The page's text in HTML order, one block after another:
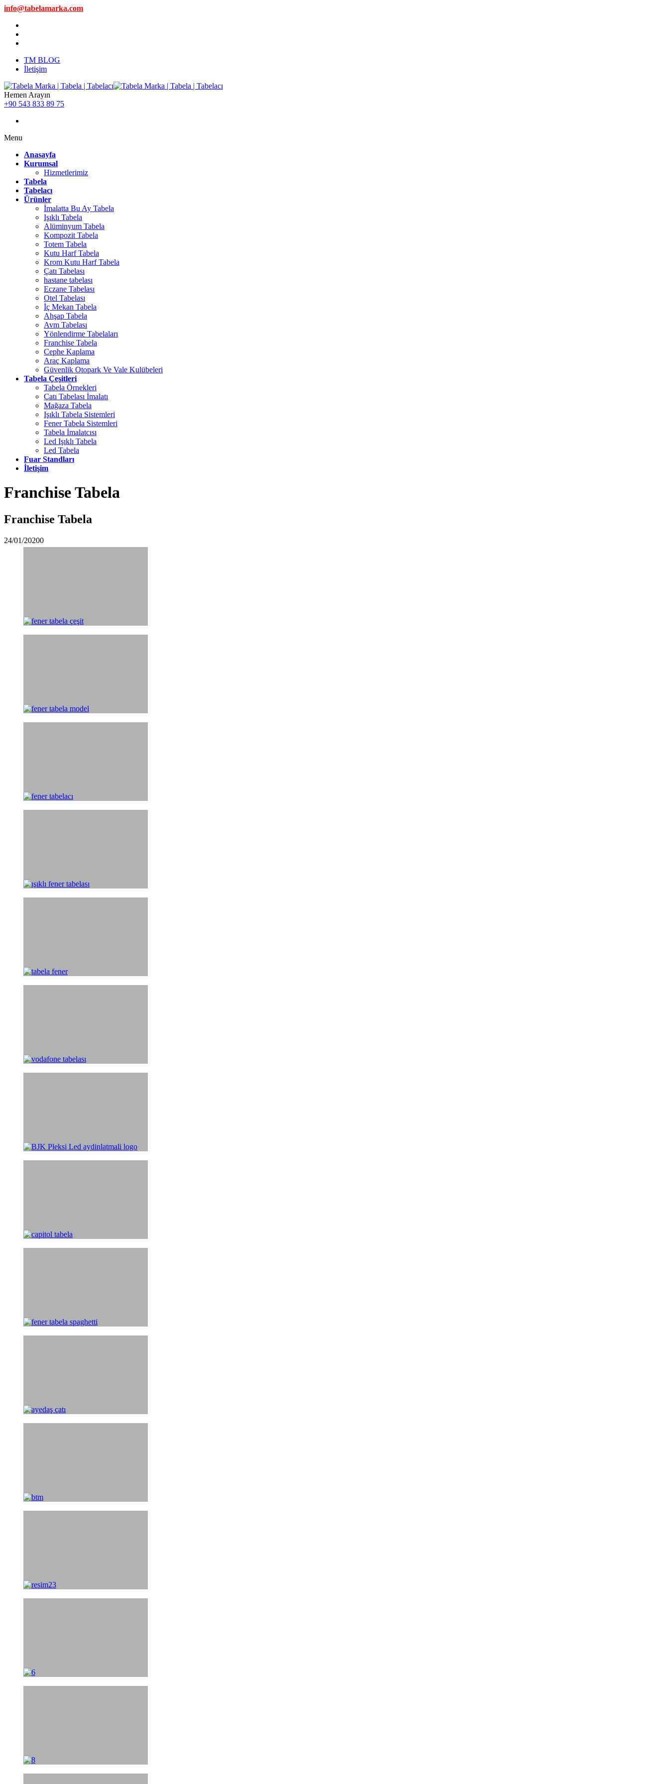
info@tabelamarka.com
TM BLOG
İletişim
Hemen Arayın
+90 543 833 89 75
Menu
Anasayfa
Kurumsal
Hizmetlerimiz
Tabela
Tabelacı
Ürünler
İmalatta Bu Ay Tabela
Işıklı Tabela
Alüminyum Tabela
Kompozit Tabela
Totem Tabela
Kutu Harf Tabela
Krom Kutu Harf Tabela
Çatı Tabelası
hastane tabelası
Eczane Tabelası
Otel Tabelası
İç Mekan Tabela
Ahşap Tabela
Avm Tabelası
Yönlendirme Tabelaları
Franchise Tabela
Cephe Kaplama
Araç Kaplama
Güvenlik Otopark Ve Vale Kulübeleri
Tabela Çeşitleri
Tabela Örnekleri
Çatı Tabelası İmalatı
Mağaza Tabela
Işıklı Tabela Sistemleri
Fener Tabela Sistemleri
Tabela İmalatcısı
Led Işıklı Tabela
Led Tabela
Fuar Standları
İletişim
Franchise Tabela
Franchise Tabela
24/01/20200